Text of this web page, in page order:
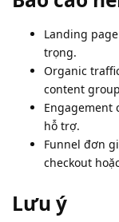
Landing
trọng.
Organic
content
Engagement
hỗ trợ.
Funnel đơn
checkout
Lưu ý